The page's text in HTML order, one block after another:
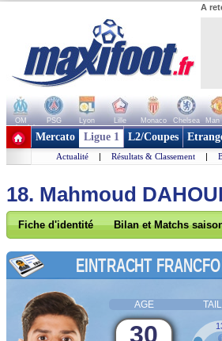
A
OM PSG Lyon Lille Monaco Chelsea Man
+ de clubs
Mercato Ligue 1 L2/Coupes
Actualité | Résultats & Classement |
18. Mahmoud
Fiche d'identité Bilan et Matchs
EINTRACHT
AGE
30